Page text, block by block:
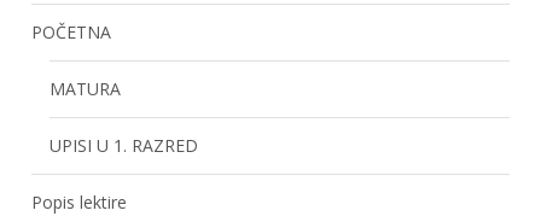
POČETNA
MATURA
UPISI U 1. RAZRED
Popis lektire